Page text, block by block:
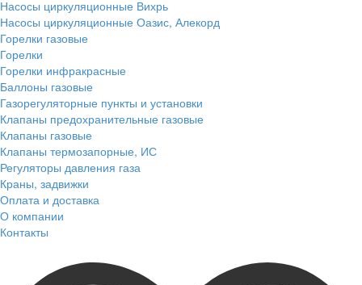
Насосы циркуляционные Вихрь
Насосы циркуляционные Оазис, Алекорд
Горелки газовые
Горелки
Горелки инфракрасные
Баллоны газовые
Газорегуляторные пункты и установки
Клапаны предохранительные газовые
Клапаны газовые
Клапаны термозапорные, ИС
Регуляторы давления газа
Краны, задвижки
Оплата и доставка
О компании
Контакты